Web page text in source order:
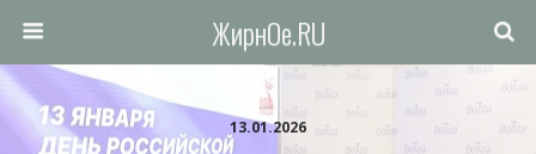
ЖирнОе.RU
13.01.2026